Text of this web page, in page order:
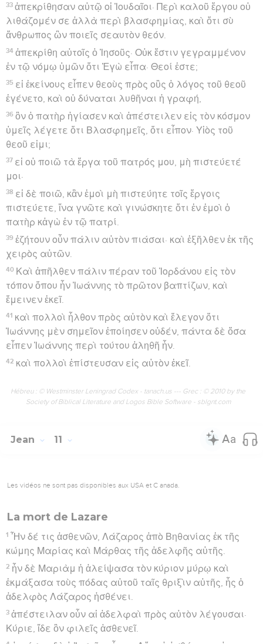
33 ἀπεκρίθησαν αὐτῷ οἱ Ἰουδαῖοι· Περὶ καλοῦ ἔργου οὐ
λιθάζομέν σε ἀλλὰ περὶ βλασφημίας, καὶ ὅτι σὺ
ἄνθρωπος ὢν ποιεῖς σεαυτὸν θεόν.
34 ἀπεκρίθη αὐτοῖς ὁ Ἰησοῦς· Οὐκ ἔστιν γεγραμμένον
ἐν τῷ νόμῳ ὑμῶν ὅτι Ἐγὼ εἶπα· Θεοί ἐστε;
35 εἰ ἐκείνους εἶπεν θεοὺς πρὸς οὓς ὁ λόγος τοῦ θεοῦ
ἐγένετο, καὶ οὐ δύναται λυθῆναι ἡ γραφή,
36 ὃν ὁ πατὴρ ἡγίασεν καὶ ἀπέστειλεν εἰς τὸν κόσμον
ὑμεῖς λέγετε ὅτι Βλασφημεῖς, ὅτι εἶπον· Υἱὸς τοῦ
θεοῦ εἰμι;
37 εἰ οὐ ποιῶ τὰ ἔργα τοῦ πατρός μου, μὴ πιστεύετέ
μοι·
38 εἰ δὲ ποιῶ, κἂν ἐμοὶ μὴ πιστεύητε τοῖς ἔργοις
πιστεύετε, ἵνα γνῶτε καὶ γινώσκητε ὅτι ἐν ἐμοὶ ὁ
πατὴρ κἀγὼ ἐν τῷ πατρί.
39 ἐζήτουν οὖν πάλιν αὐτὸν πιάσαι· καὶ ἐξῆλθεν ἐκ τῆς
χειρὸς αὐτῶν.
40 Καὶ ἀπῆλθεν πάλιν πέραν τοῦ Ἰορδάνου εἰς τὸν
τόπον ὅπου ἦν Ἰωάννης τὸ πρῶτον βαπτίζων, καὶ
ἔμεινεν ἐκεῖ.
41 καὶ πολλοὶ ἦλθον πρὸς αὐτὸν καὶ ἔλεγον ὅτι
Ἰωάννης μὲν σημεῖον ἐποίησεν οὐδέν, πάντα δὲ ὅσα
εἶπεν Ἰωάννης περὶ τούτου ἀληθῆ ἦν.
42 καὶ πολλοὶ ἐπίστευσαν εἰς αὐτὸν ἐκεῖ.
Hébreu : © Westminster Leningrad Codex - tanach.us --- Grec : © 2010 by the
Society of Biblical Literature and Logos Bible Software - sblgnt.com
Jean 11
Les vidéos ne sont pas disponibles aux USA et C anada.
La mort de Lazare
1 Ἦν δέ τις ἀσθενῶν, Λάζαρος ἀπὸ Βηθανίας ἐκ τῆς
κώμης Μαρίας καὶ Μάρθας τῆς ἀδελφῆς αὐτῆς.
2 ἦν δὲ Μαριὰμ ἡ ἀλείψασα τὸν κύριον μύρῳ καὶ
ἐκμάξασα τοὺς πόδας αὐτοῦ ταῖς θριξὶν αὐτῆς, ἧς ὁ
ἀδελφὸς Λάζαρος ἠσθένει.
3 ἀπέστειλαν οὖν αἱ ἀδελφαὶ πρὸς αὐτὸν λέγουσαι·
Κύριε, ἴδε ὃν φιλεῖς ἀσθενεῖ.